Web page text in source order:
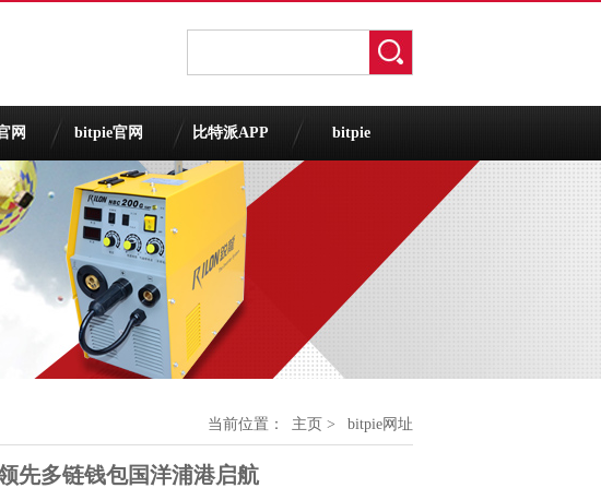
网 bitpie官网 比特派APP bitpie
当前位置： 主页 > bitpie网址
先多链钱包国洋浦港启航